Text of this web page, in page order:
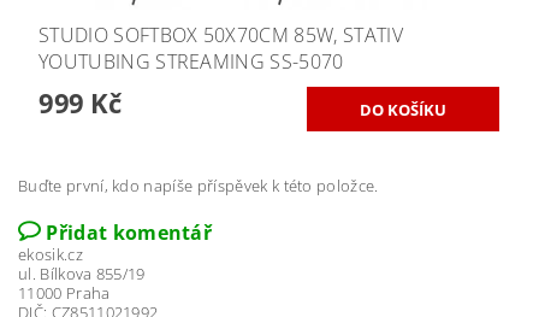
STUDIO SOFTBOX 50X70CM 85W, STATIV
YOUTUBING STREAMING SS-5070
999 Kč
Buďte první, kdo napíše příspěvek k této položce.
Přidat komentář
ekosik.cz
ul. Bílkova 855/19
11000 Praha
DIČ: CZ8511021992